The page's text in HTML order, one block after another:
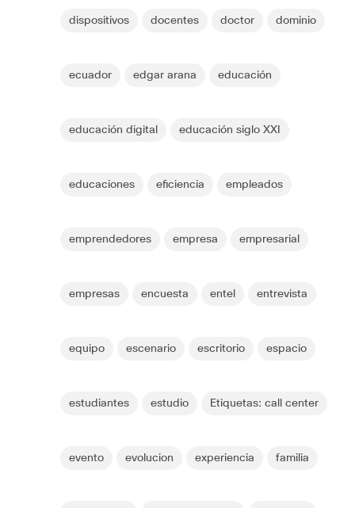
dispositivos docentes doctor dominio
ecuador edgar arana educación
educación digital educación siglo XXI
educaciones eficiencia empleados
emprendedores empresa empresarial
empresas encuesta entel entrevista
equipo escenario escritorio espacio
estudiantes estudio Etiquetas: call center
evento evolucion experiencia familia